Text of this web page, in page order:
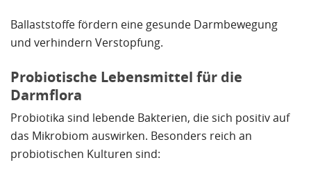
Ballaststoffe fördern eine gesunde Darmbewegung
und verhindern Verstopfung.
Probiotische Lebensmittel für die
Darmflora
Probiotika sind lebende Bakterien, die sich positiv auf
das Mikrobiom auswirken. Besonders reich an
probiotischen Kulturen sind: